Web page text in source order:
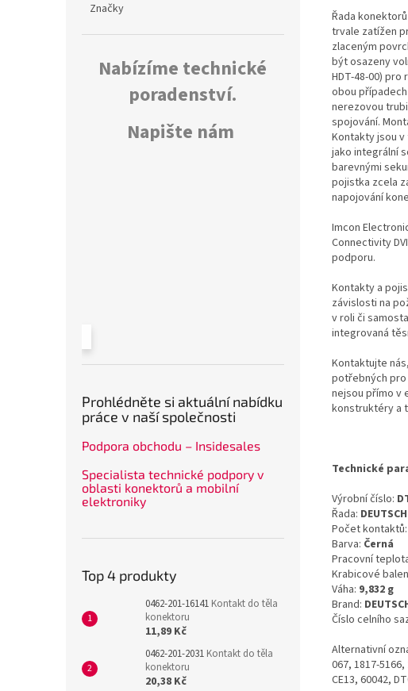
Značky
Nabízíme technické
poradenství.
Napište nám
Prohlédněte si aktuální nabídku
práce v naší společnosti
Podpora obchodu – Insidesales
Specialista technické podpory v
oblasti konektorů a mobilní
elektroniky
Top 4 produkty
0462-201-16141 Kontakt do těla
konektoru
11,89 Kč
0462-201-2031 Kontakt do těla
konektoru
20,38 Kč
Řada
trvale zatížen
zlaceným
být osazeny
HDT-48-00)
obou
nerezovou
spojování.
Kontakty jsou
jako integrální
barevnými
pojistka zcela
napojování
Imcon
Connectivity
podporu.
Kontakty a
závislosti na
v roli či
integrovaná
Kontaktujte
potřebných
nejsou přímo v
konstruktéry a
Technické
Výrobní číslo:
Řada:
Počet kontaktů:
Barva: Černá
Pracovní
Krabicové
Váha: 9,832 g
Brand:
Číslo celního
Alternativní
067, 1817-
CE13, 60042,